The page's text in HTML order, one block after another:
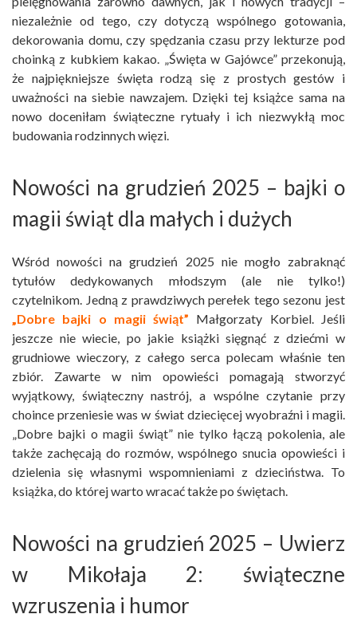
niezależnie od tego, czy dotyczą wspólnego gotowania,
dekorowania domu, czy spędzania czasu przy lekturze pod
choinką z kubkiem kakao. „Święta w Gajówce” przekonują,
że najpiękniejsze święta rodzą się z prostych gestów i
uważności na siebie nawzajem. Dzięki tej książce sama na
nowo doceniłam świąteczne rytuały i ich niezwykłą moc
budowania rodzinnych więzi.
Nowości na grudzień 2025 – bajki o
magii świąt dla małych i dużych
Wśród nowości na grudzień 2025 nie mogło zabraknąć
tytułów dedykowanych młodszym (ale nie tylko!)
czytelnikom. Jedną z prawdziwych perełek tego sezonu jest
„Dobre bajki o magii świąt” Małgorzaty Korbiel. Jeśli
jeszcze nie wiecie, po jakie książki sięgnąć z dziećmi w
grudniowe wieczory, z całego serca polecam właśnie ten
zbiór. Zawarte w nim opowieści pomagają stworzyć
wyjątkowy, świąteczny nastrój, a wspólne czytanie przy
choince przeniesie was w świat dziecięcej wyobraźni i magii.
„Dobre bajki o magii świąt” nie tylko łączą pokolenia, ale
także zachęcają do rozmów, wspólnego snucia opowieści i
dzielenia się własnymi wspomnieniami z dzieciństwa. To
książka, do której warto wracać także po świętach.
Nowości na grudzień 2025 – Uwierz
w Mikołaja 2: świąteczne
wzruszenia i humor